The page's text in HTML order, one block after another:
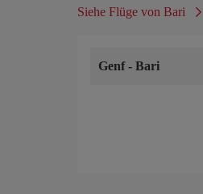
Siehe Flüge von Bari
Genf- Bari